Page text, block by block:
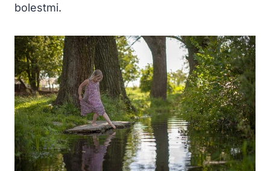
bolestmi.